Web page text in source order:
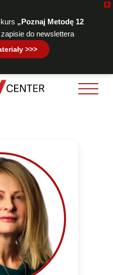
X
„Poznaj Metodę 12
zapisie do newslettera
>>>